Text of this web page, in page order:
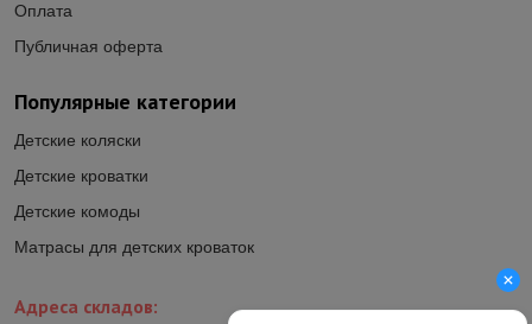
Популярные категории
Детские коляски
Детские кроватки
Детские комоды
Матрасы для детских кроваток
Оплата
Публичная оферта
Адреса складов: